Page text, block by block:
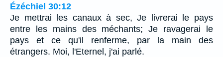
Ézéchiel 30:12
Je mettrai les canaux à sec, Je livrerai le pays
entre les mains des méchants; Je ravagerai le
pays et ce qu'il renferme, par la main des
étrangers. Moi, l'Eternel, j'ai parlé.